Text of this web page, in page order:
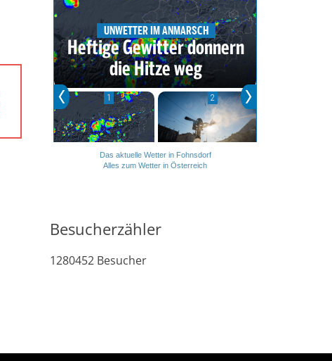
Das aktuelle Wetter in Fohnsdorf
Alles zum Wetter in Österreich
Besucherzähler
1280452 Besucher